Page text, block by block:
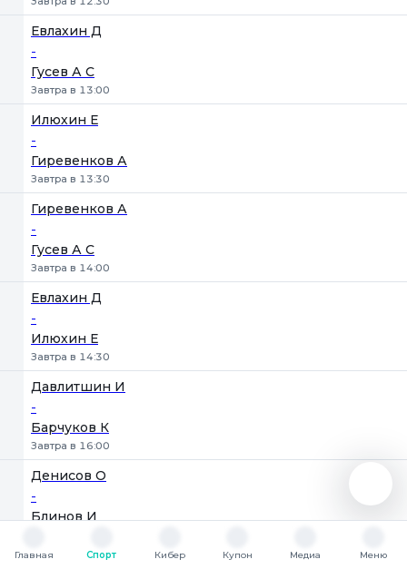
Евлахин Д
-
Гусев А С
Завтра в 13:00
Илюхин Е
-
Гиревенков А
Завтра в 13:30
Гиревенков А
-
Гусев А С
Завтра в 14:00
Евлахин Д
-
Илюхин Е
Завтра в 14:30
Давлитшин И
-
Барчуков К
Завтра в 16:00
Денисов О
-
Блинов И
Барчуков К
Главная
Спорт
Кибер
Купон
Медиа
Меню